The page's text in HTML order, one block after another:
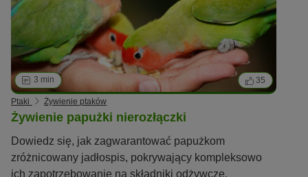
3 min 35
Ptaki Żywienie ptaków
Żywienie papużki nierozłączki
Dowiedz się, jak zagwarantować papużkom
zróżnicowany jadłospis, pokrywający kompleksowo
ich zapotrzebowanie na składniki odżywcze.